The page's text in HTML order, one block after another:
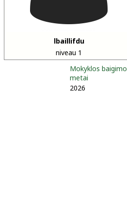
lbaillifdu
niveau 1
Mokyklos baigimo
metai
2026